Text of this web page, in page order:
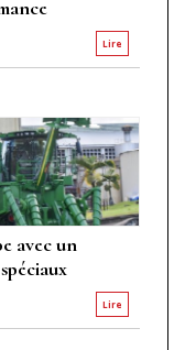
Lire
avec un
Lire